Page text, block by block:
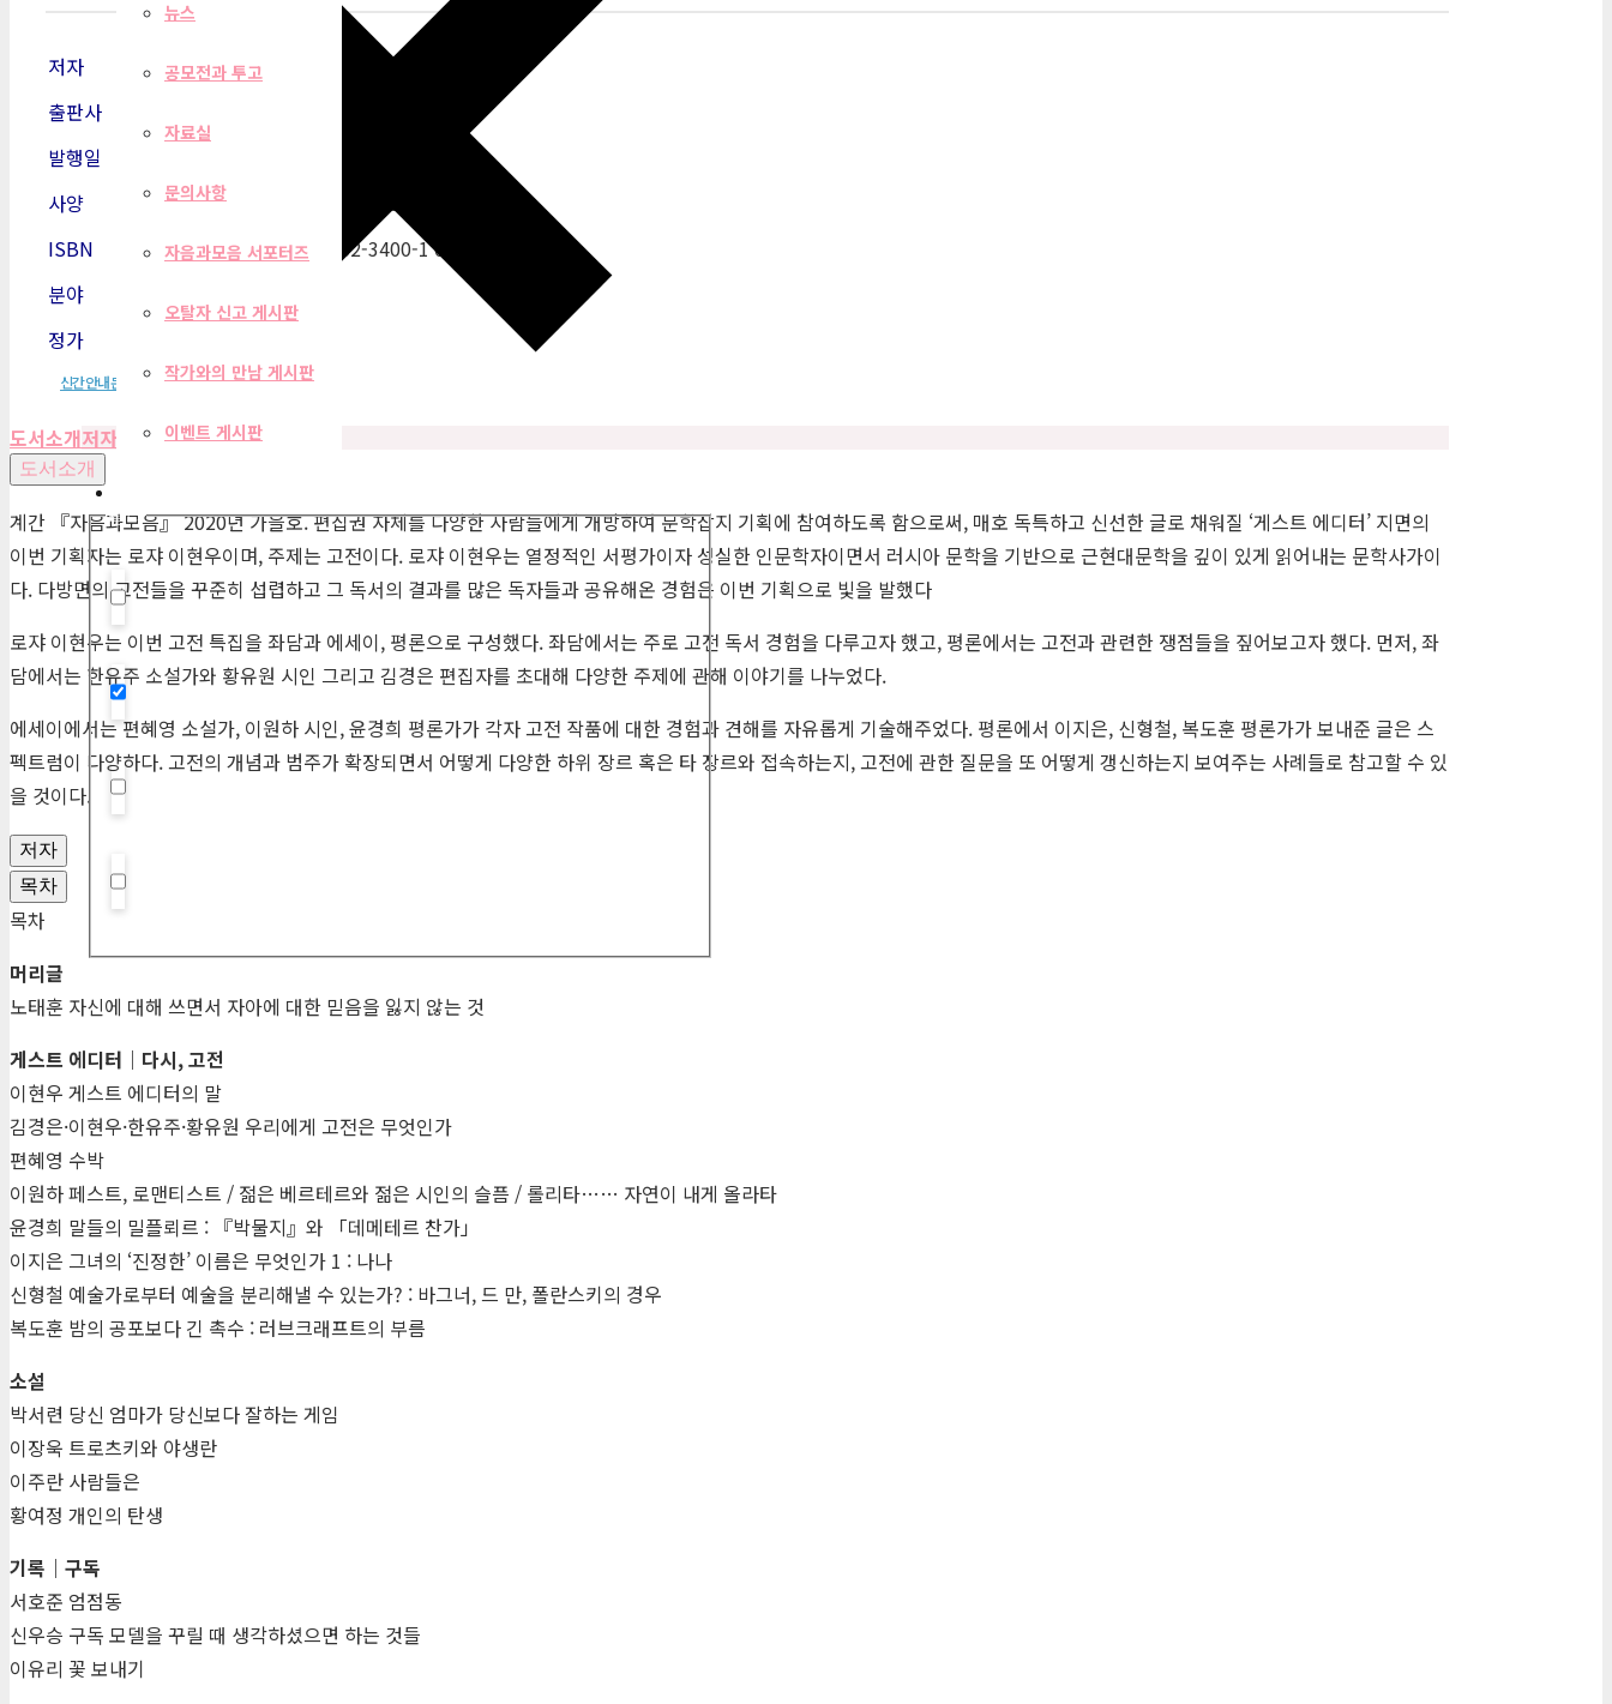
필터
뉴스
공모전과 투고
자료실
문의사항
자음과모음 서포터즈
오탈자 신고 게시판
작가와의 만남 게시판
이벤트 게시판
저자
자음과모음 편집부
출판사
발행일
사양
420쪽 | 170*240
ISBN
977-20-052-3400-1 03900
분야
정가
신간안내문
도서소개저자 목차 편집자 리뷰
도서소개
계간 『자음과모음』 2020년 가을호. 편집권 자체를 다양한 사람들에게 개방하여 문학잡지 기획에 참여하도록 함으로써, 매호 독특하고 신선한 글로 채워질 ‘게스트 에디터’ 지면의
이번 기획자는 로쟈 이현우이며, 주제는 고전이다. 로쟈 이현우는 열정적인 서평가이자 성실한 인문학자이면서 러시아 문학을 기반으로 근현대문학을 깊이 있게 읽어내는 문학사가이
다. 다방면의 고전들을 꾸준히 섭렵하고 그 독서의 결과를 많은 독자들과 공유해온 경험은 이번 기획으로 빛을 발했다
로쟈 이현우는 이번 고전 특집을 좌담과 에세이, 평론으로 구성했다. 좌담에서는 주로 고전 독서 경험을 다루고자 했고, 평론에서는 고전과 관련한 쟁점들을 짚어보고자 했다. 먼저, 좌
담에서는 한유주 소설가와 황유원 시인 그리고 김경은 편집자를 초대해 다양한 주제에 관해 이야기를 나누었다.
에세이에서는 편혜영 소설가, 이원하 시인, 윤경희 평론가가 각자 고전 작품에 대한 경험과 견해를 자유롭게 기술해주었다. 평론에서 이지은, 신형철, 복도훈 평론가가 보내준 글은 스
펙트럼이 다양하다. 고전의 개념과 범주가 확장되면서 어떻게 다양한 하위 장르 혹은 타 장르와 접속하는지, 고전에 관한 질문을 또 어떻게 갱신하는지 보여주는 사례들로 참고할 수 있
을 것이다.
저자
목차
목차
머리글
노태훈 자신에 대해 쓰면서 자아에 대한 믿음을 잃지 않는 것
게스트 에디터｜다시, 고전
이현우 게스트 에디터의 말
김경은·이현우·한유주·황유원 우리에게 고전은 무엇인가
편혜영 수박
이원하 페스트, 로맨티스트 / 젊은 베르테르와 젊은 시인의 슬픔 / 롤리타…… 자연이 내게 올라타
윤경희 말들의 밀플뢰르 : 『박물지』와 「데메테르 찬가」
이지은 그녀의 ‘진정한’ 이름은 무엇인가 1 : 나나
신형철 예술가로부터 예술을 분리해낼 수 있는가? : 바그너, 드 만, 폴란스키의 경우
복도훈 밤의 공포보다 긴 촉수 : 러브크래프트의 부름
소설
박서련 당신 엄마가 당신보다 잘하는 게임
이장욱 트로츠키와 야생란
이주란 사람들은
황여정 개인의 탄생
기록｜구독
서호준 엄점동
신우승 구독 모델을 꾸릴 때 생각하셨으면 하는 것들
이유리 꽃 보내기